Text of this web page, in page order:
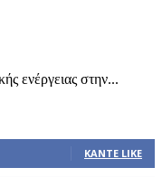
ενέργειας στην...
ΚΆΝΤΕ LIKE